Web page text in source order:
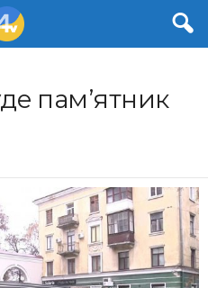
пам’ятник